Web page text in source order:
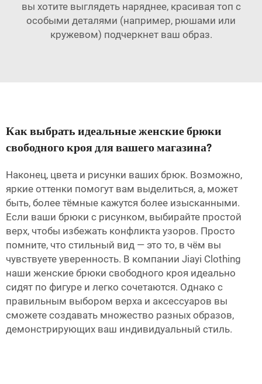
вы хотите выглядеть наряднее, красивая топ с
особыми деталями (например, рюшами или
кружевом) подчеркнет ваш образ.
Как выбрать идеальные женские брюки
свободного кроя для вашего магазина?
Наконец, цвета и рисунки ваших брюк. Возможно,
яркие оттенки помогут вам выделиться, а, может
быть, более тёмные кажутся более изысканными.
Если ваши брюки с рисунком, выбирайте простой
верх, чтобы избежать конфликта узоров. Просто
помните, что стильный вид — это то, в чём вы
чувствуете уверенность. В компании Jiayi Clothing
наши женские брюки свободного кроя идеально
сидят по фигуре и легко сочетаются. Однако с
правильным выбором верха и аксессуаров вы
сможете создавать множество разных образов,
демонстрирующих ваш индивидуальный стиль.